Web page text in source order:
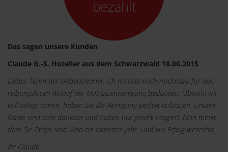
Das sagen unsere Kunden
Claude G.-S. Hotelier aus dem Schwarzwald 18.06.2015
Liebes Team der Milbencleaner. Ich möchte mich nochmals für den
reibungslosen Ablauf der Matratzenreinigung bedanken. Obwohl wir
voll belegt waren, haben Sie die Reinigung perfekt vollzogen. Unsere
Gäste sind sehr dankbar und haben nur positiv reagiert. Man merkt,
dass Sie Profis sind. Also bis nächstes Jahr. Und viel Erfolg weiterhin.
Ihr Claude